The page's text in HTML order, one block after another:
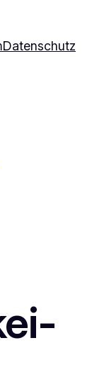
Datenschutz